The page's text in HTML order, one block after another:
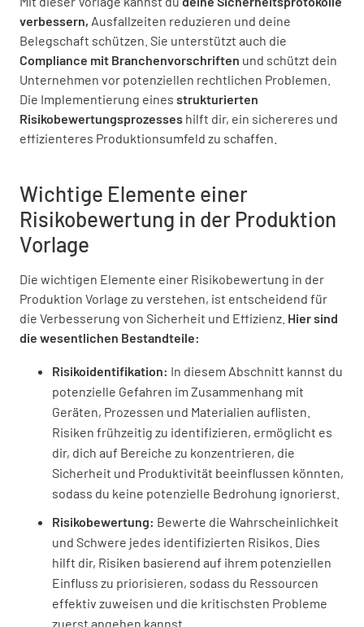
verbessern, Ausfallzeiten reduzieren und deine
Belegschaft schützen. Sie unterstützt auch die
Compliance mit Branchenvorschriften und schützt dein
Unternehmen vor potenziellen rechtlichen Problemen.
Die Implementierung eines strukturierten
Risikobewertungsprozesses hilft dir, ein sichereres und
effizienteres Produktionsumfeld zu schaffen.
Wichtige Elemente einer
Risikobewertung in der Produktion
Vorlage
Die wichtigen Elemente einer Risikobewertung in der
Produktion Vorlage zu verstehen, ist entscheidend für
die Verbesserung von Sicherheit und Effizienz. Hier sind
die wesentlichen Bestandteile:
Risikoidentifikation: In diesem Abschnitt kannst du
potenzielle Gefahren im Zusammenhang mit
Geräten, Prozessen und Materialien auflisten.
Risiken frühzeitig zu identifizieren, ermöglicht es
dir, dich auf Bereiche zu konzentrieren, die
Sicherheit und Produktivität beeinflussen könnten,
sodass du keine potenzielle Bedrohung ignorierst.
Risikobewertung: Bewerte die Wahrscheinlichkeit
und Schwere jedes identifizierten Risikos. Dies
hilft dir, Risiken basierend auf ihrem potenziellen
Einfluss zu priorisieren, sodass du Ressourcen
effektiv zuweisen und die kritischsten Probleme
zuerst angehen kannst.
Willst du Risiken durch Objekte prüfen?
JA NEIN K.A.
Hochdruck-Flüssigkeiten/Gase
JA NEIN K.A.
Elektronik
Willst du elektrische Risiken prüfen?
Gase oder Dämpfe
Willst du die Risiken durch Gase oder Dämpfe
bewerten?
JA NEIN K.A.
Ausrutschen, Stolpern oder Stürzen